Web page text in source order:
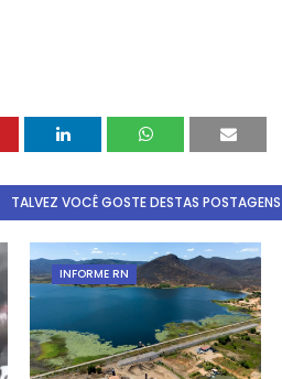
TALVEZ VOCÊ GOSTE DESTAS POSTAGENS
INFORME RN